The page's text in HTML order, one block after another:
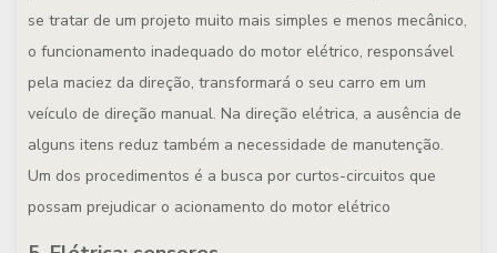
se tratar de um projeto muito mais simples e menos mecânico,
o funcionamento inadequado do motor elétrico, responsável
pela maciez da direção, transformará o seu carro em um
veículo de direção manual. Na direção elétrica, a ausência de
alguns itens reduz também a necessidade de manutenção.
Um dos procedimentos é a busca por curtos-circuitos que
possam prejudicar o acionamento do motor elétrico